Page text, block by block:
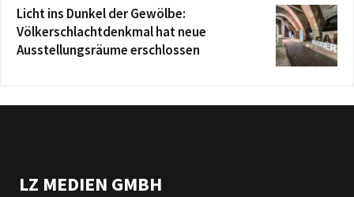
Licht ins Dunkel der Gewölbe:
Völkerschlachtdenkmal hat neue
Ausstellungsräume erschlossen
LZ MEDIEN GMBH